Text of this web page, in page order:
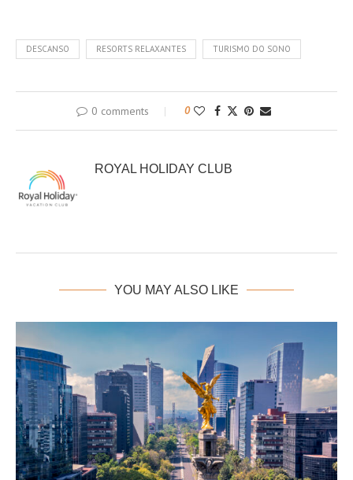
DESCANSO RESORTS RELAXANTES TURISMO DO SONO
0 comments 0
ROYAL HOLIDAY CLUB
YOU MAY ALSO LIKE